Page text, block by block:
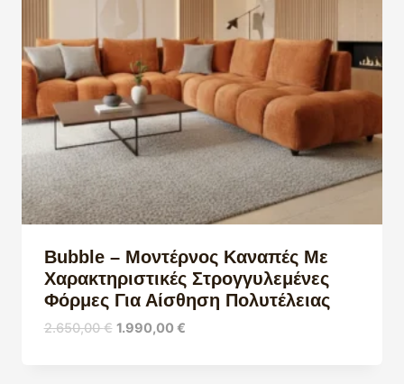
Bubble – Μοντέρνος Καναπές Με
Χαρακτηριστικές Στρογγυλεμένες
Φόρμες Για Αίσθηση Πολυτέλειας
2.650,00€ Original
1.990,00€Η